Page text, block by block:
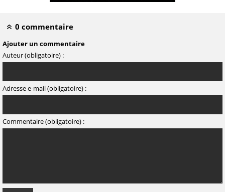
0 commentaire
Ajouter un commentaire
Auteur (obligatoire) :
Adresse e-mail (obligatoire) :
Commentaire (obligatoire) :